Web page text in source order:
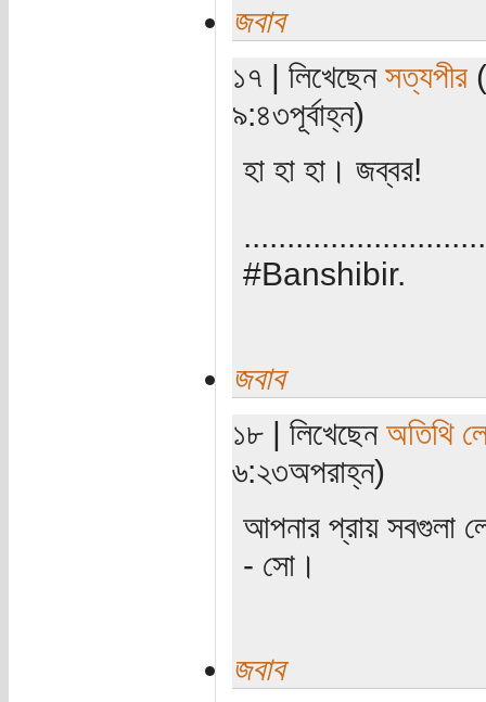
জবাব
১৭ | লিখেছেন সত্যপীর
৯:৪৩পূর্বাহ্ন)
হা হা হা। জব্বর!
#Banshibir.
জবাব
১৮ | লিখেছেন অতিথি
৬:২৩অপরাহ্ন)
আপনার প্রায় সবগুলা
- সো।
জবাব